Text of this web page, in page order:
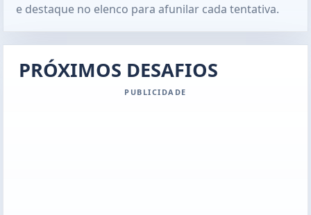
e destaque no elenco para afunilar cada tentativa.
PRÓXIMOS DESAFIOS
PUBLICIDADE